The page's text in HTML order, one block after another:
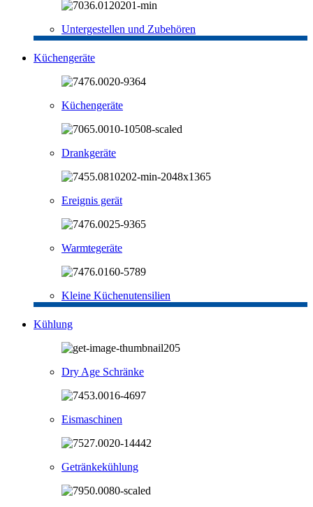
Untergestellen und Zubehören
Küchengeräte
Küchengeräte
Drankgeräte
Ereignis gerät
Warmtegeräte
Kleine Küchenutensilien
Kühlung
Dry Age Schränke
Eismaschinen
Getränkekühlung